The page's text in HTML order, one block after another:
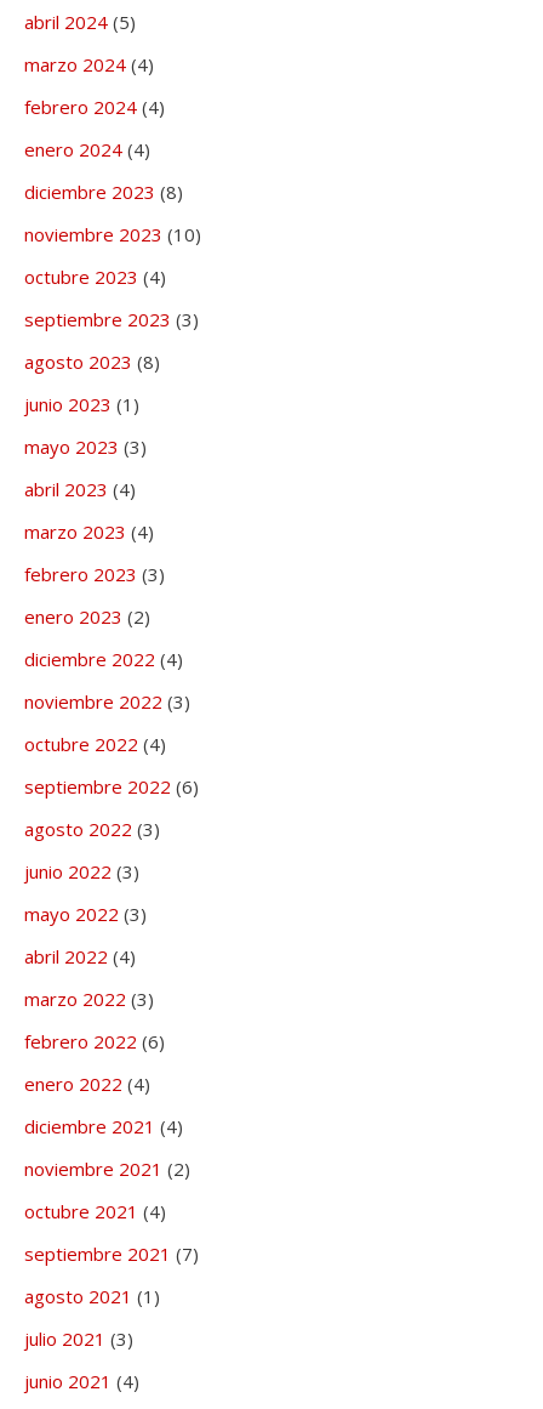
abril 2024 (5)
marzo 2024 (4)
febrero 2024 (4)
enero 2024 (4)
diciembre 2023 (8)
noviembre 2023 (10)
octubre 2023 (4)
septiembre 2023 (3)
agosto 2023 (8)
junio 2023 (1)
mayo 2023 (3)
abril 2023 (4)
marzo 2023 (4)
febrero 2023 (3)
enero 2023 (2)
diciembre 2022 (4)
noviembre 2022 (3)
octubre 2022 (4)
septiembre 2022 (6)
agosto 2022 (3)
junio 2022 (3)
mayo 2022 (3)
abril 2022 (4)
marzo 2022 (3)
febrero 2022 (6)
enero 2022 (4)
diciembre 2021 (4)
noviembre 2021 (2)
octubre 2021 (4)
septiembre 2021 (7)
agosto 2021 (1)
julio 2021 (3)
junio 2021 (4)